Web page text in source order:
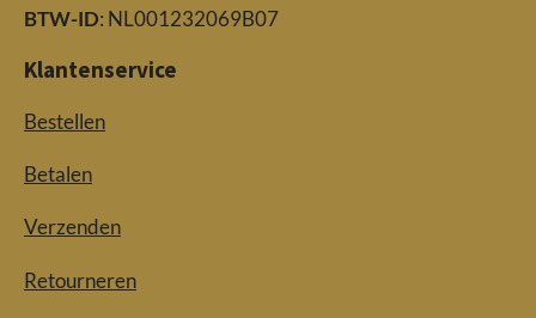
BTW-ID: NL001232069B07
Klantenservice
Bestellen
Betalen
Verzenden
Retourneren